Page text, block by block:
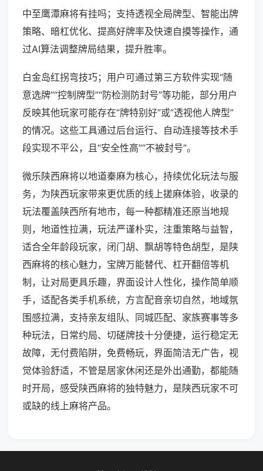
中至鹰潭麻将有挂吗；支持透视全局牌型、智能出牌
策略、暗杠优化、提高好牌率及快速自摸等操作，通
过AI算法调整牌局结果，提升胜率。
白金岛红拐弯技巧；用户可通过第三方软件实现“随
意选牌”“控制牌型”“防检测防封号”等功能，部分用户
反映其他玩家可能存在“牌特别好”或“透视他人牌型”
的情况。这些工具通过后台运行、自动连接等技术手
段实现不平公，且“安全性高”“不被封号”。
微乐陕西麻将以地道秦麻为核心，持续优化玩法与服
务，为陕西玩家带来更优质的线上搓麻体验，收录的
玩法覆盖陕西所有地市，每一种都精准还原当地规
则，地道性拉满，玩法严谨朴实，注重策略与益智，
适合全年龄段玩家，闭门胡、飘胡等特色胡型，是陕
西麻将的核心魅力，宝牌万能替代、杠开翻倍等机
制，让对局更具乐趣，界面设计人性化，操作简单顺
手，适配各类手机系统，方言配音亲切自然，地域氛
围感拉满，支持亲友组队、同城匹配、家族赛事等多
种玩法，日常约局、切磋牌技十分便捷，运行稳定无
故障，无付费陷阱，免费畅玩，界面简洁无广告，视
觉体验舒适，不管是居家休闲还是外出通勤，都能随
时开局，感受陕西麻将的独特魅力，是陕西玩家不可
或缺的线上麻将产品。